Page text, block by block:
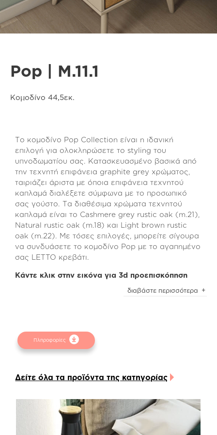
Pop | M.11.1
Κομοδίνο 44,5εκ.
Το κομοδίνο Pop Collection είναι η ιδανική
επιλογή για ολοκληρώσετε το styling του
υπνοδωματίου σας. Κατασκευασμένο βασικά από
την τεχνητή επιφάνεια graphite grey χρώματος,
ταιριάζει άριστα με όποια επιφάνεια τεχνητού
καπλαμά διαλέξετε σύμφωνα με το προσωπικό
σας γούστο. Τα διαθέσιμα χρώματα τεχνητού
καπλαμά είναι το Cashmere grey rustic oak (m.21),
Natural rustic oak (m.18) και Light brown rustic
oak (m.22). Με τόσες επιλογές, μπορείτε σίγουρα
να συνδυάσετε το κομοδίνο Pop με το αγαπημένο
σας LETTO κρεβάτι.
Κάντε κλικ στην εικόνα για 3d προεπισκόπηση
Όλα τα υλικά που χρησιμοποιούνται διαθέτουν
λεκέδων.
Το κομοδίνο Pop διαθέτει ένα ράφι και ένα
linen beige χρώμα και οι μηχανισμοί που
αντοχή στο βάρος και την χρόνια χρήση.
Επίσης, επιλέγοντας τους πρόσθετους
μηχανισμούς soft close μπορείτε να απολαύσετε
διαβάστε περισσότερα
Πληροφορίες
Δείτε όλα τα προϊόντα της κατηγορίας